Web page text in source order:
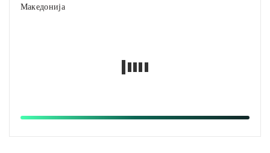
Македонија